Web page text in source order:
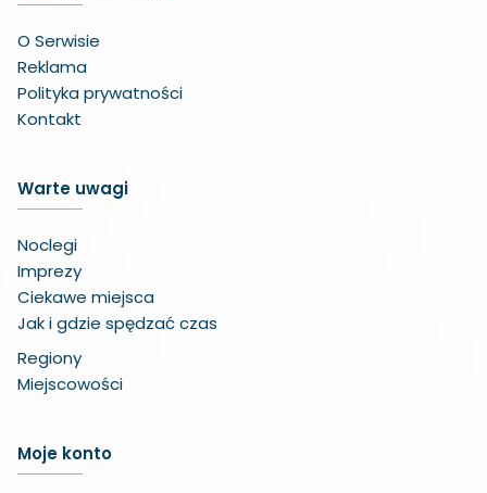
O Serwisie
Reklama
Polityka prywatności
Kontakt
Warte uwagi
Noclegi
Imprezy
Ciekawe miejsca
Jak i gdzie spędzać czas
Regiony
Miejscowości
Moje konto